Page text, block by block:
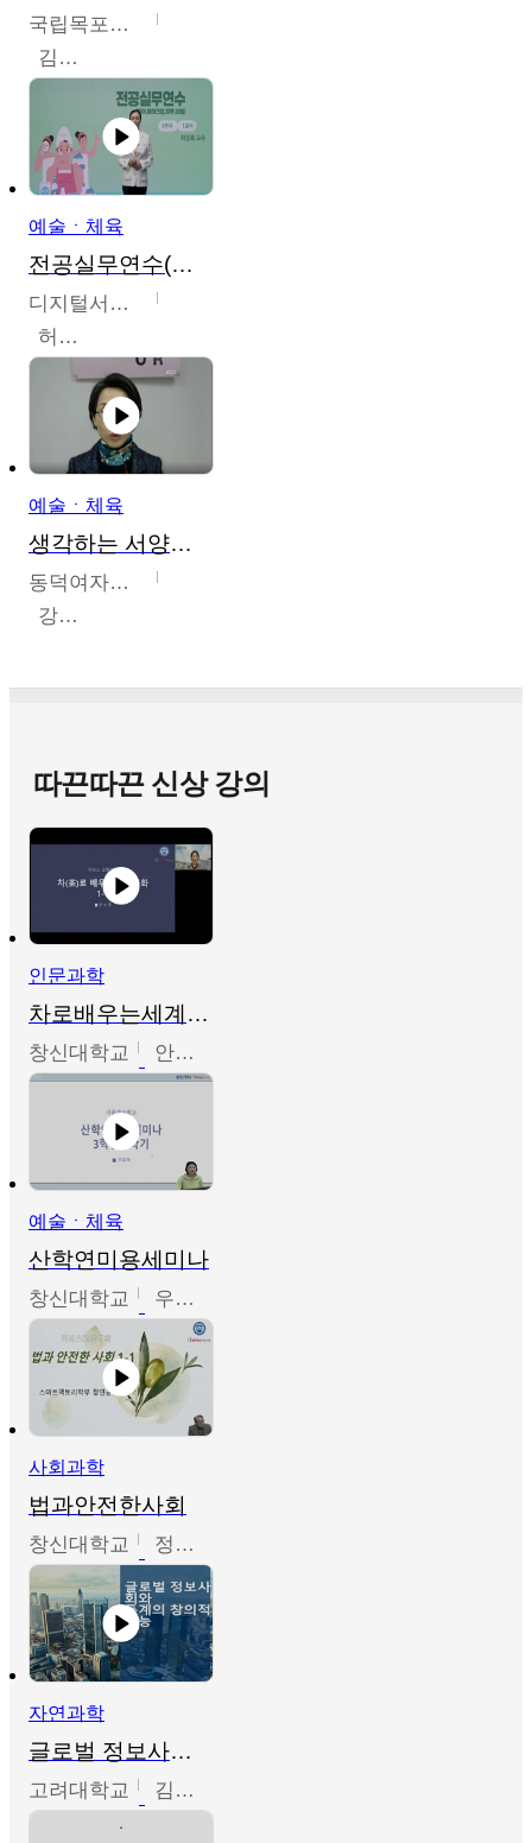
국립목포대학교
김신영
예술ㆍ체육
전공실무연수(헤어,메이크업,피부,네일)
디지털서울문화예술대학교
허정록
예술ㆍ체육
생각하는 서양미술의 이해
동덕여자대학교
강수미
따끈따끈 신상 강의
인문과학
차로배우는세계문화
창신대학교 안소영
예술ㆍ체육
산학연미용세미나
창신대학교 우미옥,오윤경,박선이
사회과학
법과안전한사회
창신대학교 정연균
자연과학
글로벌 정보사회와 통계의 창의적 기능
고려대학교 김희영